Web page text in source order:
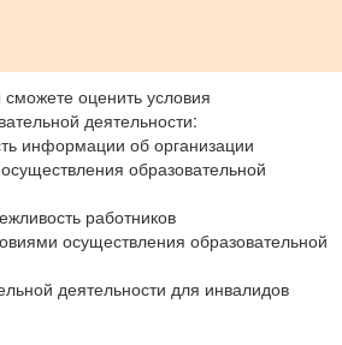
оценить условия
деятельности:
информации об организации
образовательной
работников
осуществления образовательной
деятельности для инвалидов